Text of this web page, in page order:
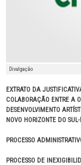
Divulgação
EXTRATO DA
COLABORAÇÃO ENTRE A
DESENVOLVIMENTO
NOVO HORIZONTE DO
PROCESSO
PROCESSO DE